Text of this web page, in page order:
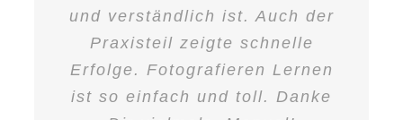
und verständlich ist. Auch der
Praxisteil zeigte schnelle
Erfolge. Fotografieren Lernen
ist so einfach und toll. Danke
für diese absolut überzeugende
Leistung vom Fototrainer
Manuel eine 5 Sterne-
Empfehlung!
gewisse etwas, was mir gefehlt
hat. Manuel hat das Talent, den
Teilnehmern die Materie zu
vermitteln und am Ende allen